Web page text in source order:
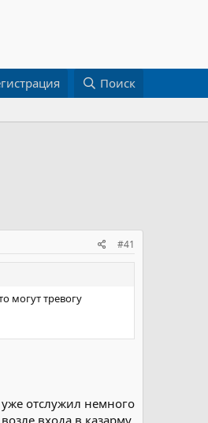
Поиск
#41
могут тревогу
отслужил немного
входа в казарму